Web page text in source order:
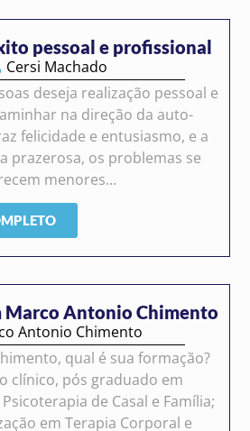
pessoal e profissional
Cersi Machado
deseja realização pessoal e
na direção da auto-
felicidade e entusiasmo, e a
prazerosa, os problemas se
menores...
Marco Antonio Chimento
Antonio Chimento
qual é sua formação?
clínico, pós graduado em
de Casal e Família;
em Terapia Corporal e